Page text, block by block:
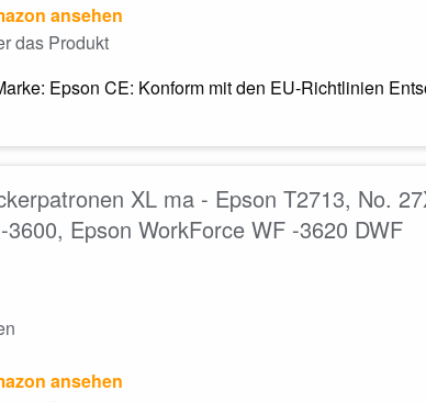
ansehen
das Produkt
Epson CE: Konform mit den EU-Richtlinien
XL ma - Epson T2713, No.
Epson WorkForce WF -3620 DWF
ansehen